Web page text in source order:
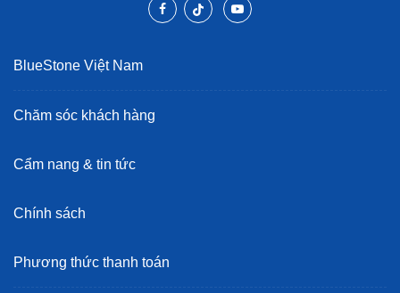
BlueStone Việt Nam
Chăm sóc khách hàng
Cẩm nang & tin tức
Chính sách
Phương thức thanh toán